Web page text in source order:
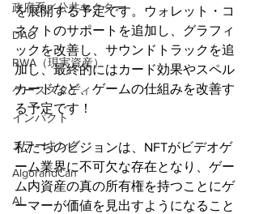
政府系／公共セクター
DAO
RWA（現実資産）
ケーススタディ
インパクト
ステーキング
AlgorandCan
AI
を展開する予定です。ウォレット・コ
ネクトのサポートを追加し、グラフィ
ックを改善し、サウンドトラックを追
加し、最終的にはカード効果やスペル
カードなど、ゲームの仕組みを改善す
る予定です！
私たちのビジョンは、NFTがビデオゲ
ーム業界に不可欠な存在となり、ゲー
ム内資産の真の所有権を持つことにゲ
ーマーが価値を見出すようになること